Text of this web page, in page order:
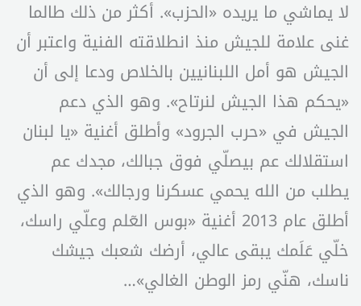
لا يماشي ما يريده «الحزب». أكثر من ذلك طالما
غنى علامة للجيش منذ انطلاقته الفنية واعتبر أن
الجيش هو أمل اللبنانيين بالخلاص ودعا إلى أن
«يحكم هذا الجيش لنرتاح». وهو الذي دعم
الجيش في «حرب الجرود» وأطلق أغنية «يا لبنان
استقلالك عم بيصلّي فوق جبالك، مجدك عم
يطلب من الله يحمي عسكرنا ورجالك». وهو الذي
أطلق عام 2013 أغنية «بوس العٓلم وعلّي راسك،
خلّي عَلَمك يبقى عالي، أرضك شعبك جيشك
ناسك، هنّي رمز الوطن الغالي»…